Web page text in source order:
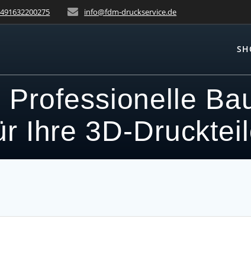
info@fdm-druckservice.de
Professionelle
Ihre 3D-